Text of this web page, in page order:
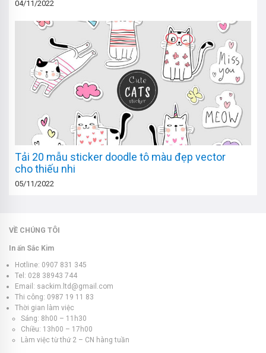
04/11/2022
Tải 20 mẫu sticker doodle tô màu đẹp vector
cho thiếu nhi
05/11/2022
VỀ CHÚNG TÔI
In ấn Sắc Kim
Hotline: 0907 831 345
Tel: 028 38943 744
Email: sackim.ltd@gmail.com
Thi công: 0987 19 11 83
Thời gian làm việc
Sáng: 8h00 – 11h30
Chiều: 13h00 – 17h00
Làm việc từ thứ 2 – CN hàng tuần